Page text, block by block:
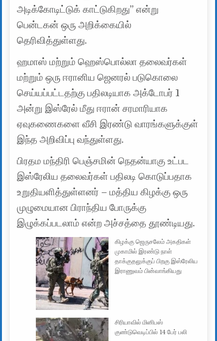
அடிக்கோடிட்டுக் காட்டுகிறது” என்று
பென்டகன் ஒரு அறிக்கையில்
தெரிவித்துள்ளது.
ஹமாஸ் மற்றும் ஹெஸ்பொல்லா தலைவர்கள்
மற்றும் ஒரு ஈரானிய ஜெனரல் படுகொலை
செய்யப்பட்டதற்கு பதிலடியாக அக்டோபர் 1
அன்று இஸ்ரேல் மீது ஈரான் சரமாரியாக
ஏவுகணைகளை வீசி இரண்டு வாரங்களுக்குள்
இந்த அறிவிப்பு வந்துள்ளது.
பிரதம மந்திரி பெஞ்சமின் நெதன்யாகு உட்பட
இஸ்ரேலிய தலைவர்கள் பதிலடி கொடுப்பதாக
உறுதியளித்துள்ளனர் – மத்திய கிழக்கு ஒரு
முழுமையான பிராந்திய போருக்கு
இழுக்கப்படலாம் என்ற அச்சத்தை தூண்டியது.
கிழக்கு ஜெருசலேம் அகதிகள்
முகாமில் இரண்டு நாள்
தாக்குதலுக்குப் பிறகு இஸ்ரேலிய
இராணுவம் பின்வாங்கியது
சிரியாவில் மினிபஸ்
குண்டுவெடிப்பில் 14 பேர் பலி